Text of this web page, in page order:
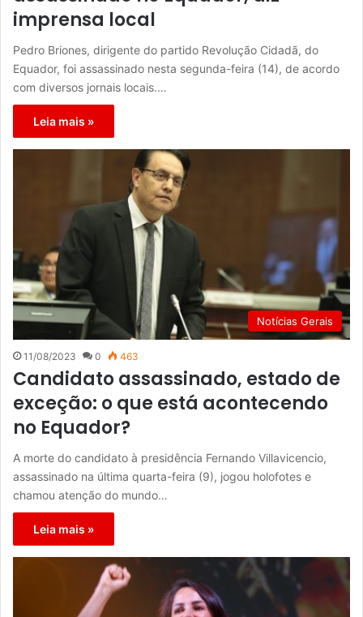
imprensa local
Pedro Briones, dirigente do partido Revolução Cidadã, do
Equador, foi assassinado nesta segunda-feira (14), de acordo
com diversos jornais locais.…
Leia mais »
Notícias Gerais
11/08/2023 0 463
Candidato assassinado, estado de
exceção: o que está acontecendo
no Equador?
A morte do candidato à presidência Fernando Villavicencio,
assassinado na última quarta-feira (9), jogou holofotes e
chamou atenção do mundo…
Leia mais »